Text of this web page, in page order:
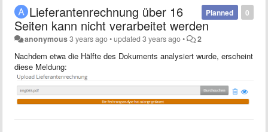
0
Planned
Lieferantenrechnung über 16
Seiten kann nicht verarbeitet werden
anonymous3 years ago•updated3 years ago• 2
Nachdem etwa die Hälfte des Dokuments analysiert wurde, erscheint
diese Meldung: